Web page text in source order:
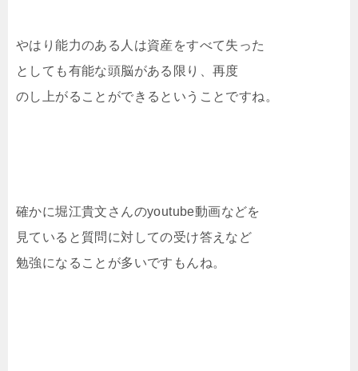
やはり能力のある人は資産をすべて失った
としても有能な頭脳がある限り、再度
のし上がることができるということですね。
確かに堀江貴文さんのyoutube動画などを
見ていると質問に対しての受け答えなど
勉強になることが多いですもんね。